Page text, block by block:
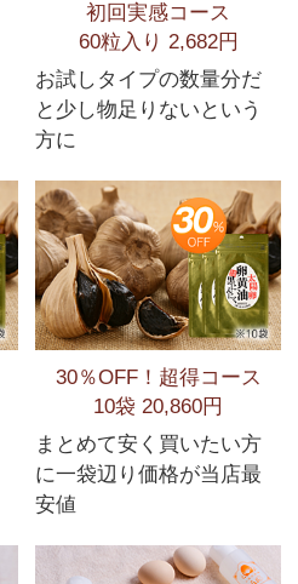
初回実感コース
60粒入り 2,682円
お試しタイプの数量分だ
と少し物足りないという
方に
30％OFF！超得コース
10袋 20,860円
まとめて安く買いたい方
に一袋辺り価格が当店最
安値